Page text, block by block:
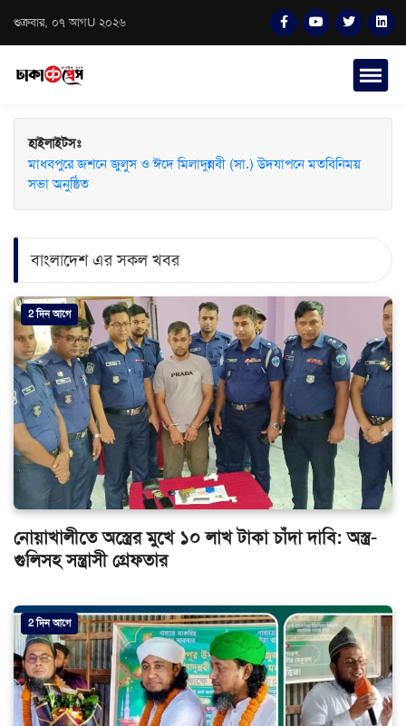
শুক্রবার, ০৭ আগU ২০২৬
হাইলাইটসঃ
মাধবপুরে জশনে জুলুস ও ঈদে মিলাদুন্নবী (সা.) উদযাপনে মতবিনিময়
সভা অনুষ্ঠিত
বাংলাদেশ এর সকল খবর
2 দিন আগে
নোয়াখালীতে অস্ত্রের মুখে ১০ লাখ টাকা চাঁদা দাবি: অস্ত্র-
গুলিসহ সন্ত্রাসী গ্রেফতার
2 দিন আগে